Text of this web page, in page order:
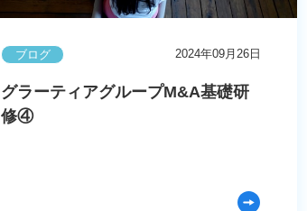
ブログ 2024年09月26日
グラーティアグループM&A基礎研
修④